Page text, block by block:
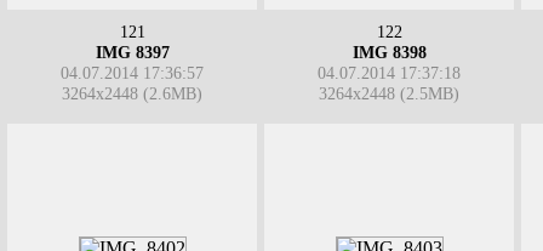
121
IMG 8397
04.07.2014 17:36:57
3264x2448 (2.6MB)
122
IMG 8398
04.07.2014 17:37:18
3264x2448 (2.5MB)